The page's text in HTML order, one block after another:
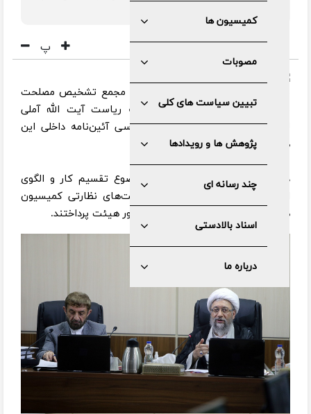
کمیسیون ها
مصوبات
تبیین سیاست های کلی
پژوهش ها و رویدادها
چند رسانه ای
اسناد بالادستی
درباره ما
پ
به گزارش مرکز رسانه و روابط عمومی مجمع تشخیص مصلحت
نظام، هیئت عالی نظارت مجمع به ریاست آیت الله آملی
لاریجانی تشکیل جلسه داد و به بررسی آئین‌نامه داخلی این
هیئت پرداخت.
در این جلسه، اعضای هیئت به موضوع تقسیم کار و الگوی
اجرایی کارآمد برای استفاده از ظرفیت‌های نظارتی کمیسیون
های تخصصی مجمع برای تسریع در امور هیئت پرداختند.